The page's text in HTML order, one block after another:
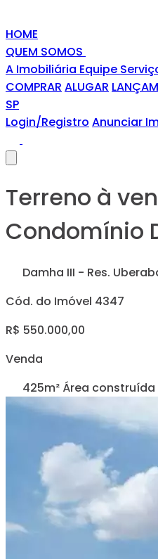
HOME
QUEM SOMOS
A Imobiliária Equipe
COMPRAR ALUGAR
SP
Login/Registro Anunciar
Terreno à
Condomínio
Damha III - Res.
Cód. do Imóvel 4347
R$ 550.000,00
Venda
425m² Área construída